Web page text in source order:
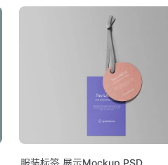
服装标签 展示Mockup PSD